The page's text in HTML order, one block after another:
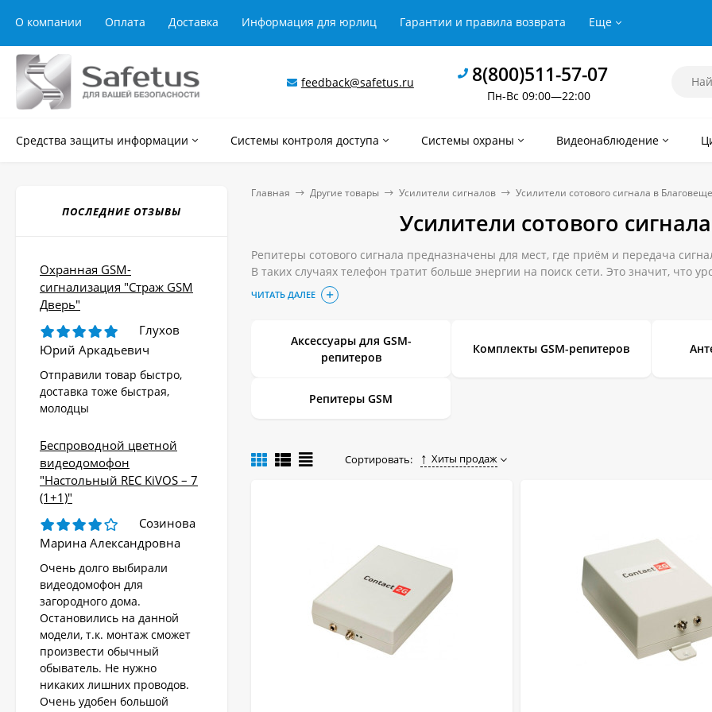
О компании Оплата Доставка Информация для юрлиц Гарантии и правила возврата Еще
feedback@safetus.ru 8(800)511-57-07
Пн-Вс 09:00—22:00
Средства защиты информации Системы контроля доступа Системы охраны Видеонаблюдение
Главная Другие товары Усилители сигналов Усилители сотового сигнала в
Усилители сотового
Репитеры сотового сигнала предназначены для мест, где приём и передача
В таких случаях телефон тратит больше энергии на поиск сети. Это значит, что
стремительно сокращается. С усилителем связи такой ситуации можно избежать.
стабильный приём звонков.
магазине.
ЧИТАТЬ ДАЛЕЕ
Аксессуары для GSM-
репитеров
Комплекты GSM-репитеров
Репитеры GSM
Сортировать: Хиты продаж
ПОСЛЕДНИЕ ОТЗЫВЫ
Охранная GSM-
сигнализация "Страж GSM
Дверь"
Глухов
Юрий Аркадьевич
Отправили товар быстро,
доставка тоже быстрая,
молодцы
Беспроводной цветной
видеодомофон
"Настольный REC KiVOS – 7
(1+1)"
Созинова
Марина Александровна
Очень долго выбирали
видеодомофон для
загородного дома.
Остановились на данной
модели, т.к. монтаж сможет
произвести обычный
обыватель. Не нужно
никаких лишних проводов.
Очень удобен большой